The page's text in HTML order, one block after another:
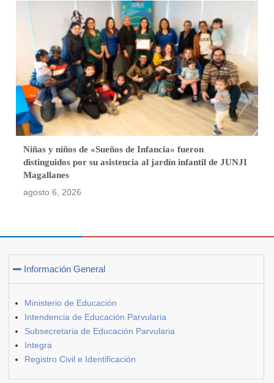
Niñas y niños de «Sueños de Infancia» fueron
distinguidos por su asistencia al jardín infantil de JUNJI
Magallanes
agosto 6, 2026
Información General
Ministerio de Educación
Intendencia de Educación Parvularia
Subsecretaria de Educación Parvularia
Integra
Registro Civil e Identificación